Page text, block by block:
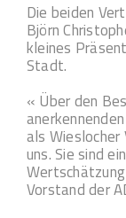
Die beiden
Björn
kleines
Stadt.
« Über den
als
uns. Sie sind
Vorstand der